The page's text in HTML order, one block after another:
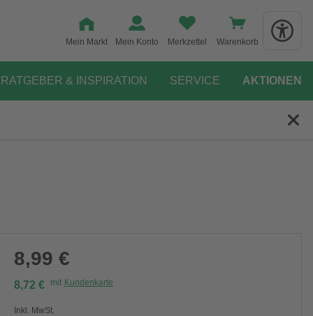
Mein Markt Mein Konto Merkzettel Warenkorb
RATGEBER & INSPIRATION SERVICE AKTIONEN
8,99 €
8,72 € mit Kundenkarte
Inkl. MwSt.